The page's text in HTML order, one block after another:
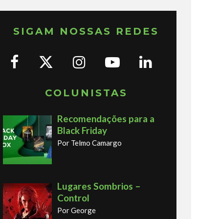
SIGAM NOSSAS REDES
COLUNISTAS
Recomendações para a
Black Friday
Por Telmo Camargo
Lugares Sombrios –
Control
Por George